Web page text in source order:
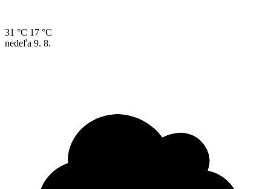
31 °C 17 °C
nedeľa 9. 8.